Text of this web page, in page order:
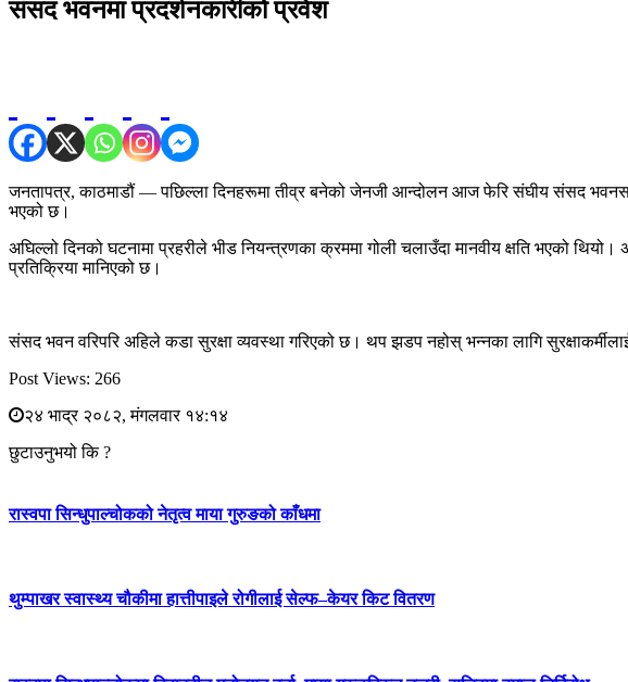
संसद भवनमा प्रदर्शनकारीको प्रवेश
जनतापत्र, काठमाडौं — पछिल्ला दिनहरूमा तीव्र बनेको जेनजी आन्दोलन आज फेरि संघीय संसद
भएको छ।
अघिल्लो दिनको घटनामा प्रहरीले भीड नियन्त्रणका क्रममा गोली चलाउँदा मानवीय क्षति भएको
प्रतिक्रिया मानिएको छ।
संसद भवन वरिपरि अहिले कडा सुरक्षा व्यवस्था गरिएको छ। थप झडप नहोस् भन्नका लागि
Post Views: 266
२४ भाद्र २०८२, मंगलवार १४:१४
छुटाउनुभयो कि ?
रास्वपा सिन्धुपाल्चोकको नेतृत्व माया गुरुङको काँधमा
थुम्पाखर स्वास्थ्य चौकीमा हात्तीपाइले रोगीलाई सेल्फ–केयर किट वितरण